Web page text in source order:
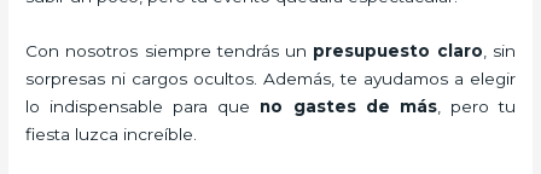
Con nosotros siempre tendrás un presupuesto claro , sin
sorpresas ni cargos ocultos. Además, te ayudamos a elegir
lo indispensable para que no gastes de más, pero tu
fiesta luzca increíble.